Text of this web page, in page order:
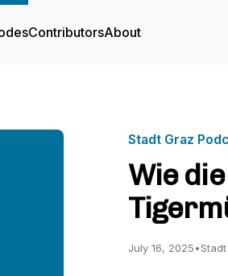
ContributorsAbout
Stadt Graz
Wie
July 16, 2025•